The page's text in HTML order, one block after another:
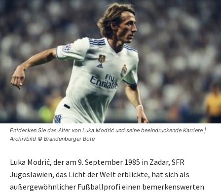
Entdecken Sie das Alter von Luka Modrić und seine beeindruckende Karriere |
Archivbild © Brandenburger Bote
Luka Modrić, der am 9. September 1985 in Zadar, SFR
Jugoslawien, das Licht der Welt erblickte, hat sich als
außergewöhnlicher Fußballprofi einen bemerkenswerten